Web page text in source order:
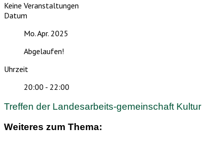
Keine Veranstaltungen
Datum
Mo. Apr. 2025
Abgelaufen!
Uhrzeit
20:00 - 22:00
Treffen der Landesarbeits-gemeinschaft Kultur
Weiteres zum Thema: